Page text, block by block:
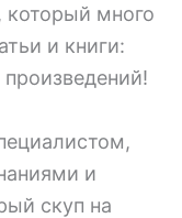
который много
и книги:
произведений!
и
скуп на